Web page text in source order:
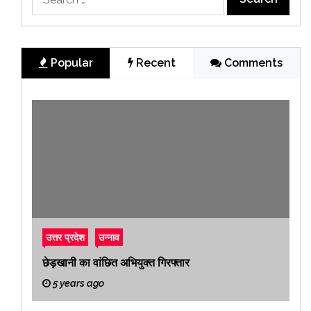
for:
Popular Recent Comments
उत्तर प्रदेश उन्नाव
छेड़खानी का वांछित अभियुक्त गिरफ्तार
5 years ago